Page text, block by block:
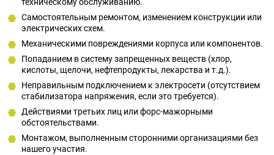
Самостоятельным ремонтом, изменением конструкции или
электрических схем.
Механическими повреждениями корпуса или компонентов.
Попаданием в систему запрещенных веществ (хлор,
кислоты, щелочи, нефтепродукты, лекарства и т.д.).
Неправильным подключением к электросети (отсутствием
стабилизатора напряжения, если это требуется).
Действиями третьих лиц или форс-мажорными
обстоятельствами.
Монтажом, выполненным сторонними организациями без
нашего участия.